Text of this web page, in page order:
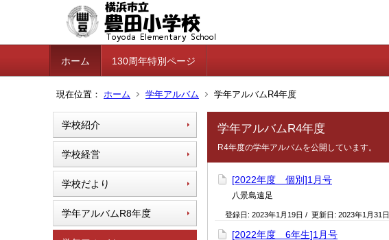
ホーム 130周年特別ページ
現在位置： ホーム 学年アルバム 学年アルバムR4年度
学校紹介
学校経営
学校だより
学年アルバムR8年度
学年アルバムR4年度
R4年度の学年アルバムを公開しています。
[2022年度 個別]1月号
八景島遠足
登録日: 2023年1月19日 / 更新日: 2023年1月31日
[2022年度 6年生]1月号